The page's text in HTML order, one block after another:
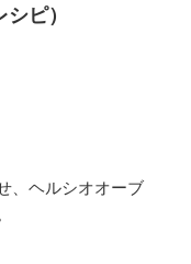
ピ）
、ヘルシオオーブ